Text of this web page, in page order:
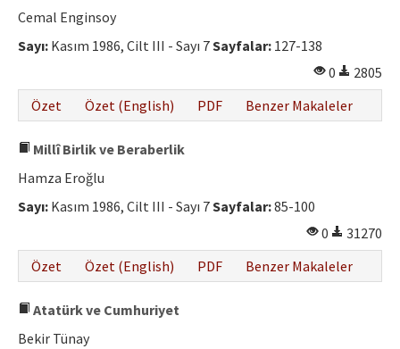
Etik İlkeler
Yazar Rehberi
Hakem Rehberi
Cemal Enginsoy
Sayı: Kasım 1986, Cilt III - Sayı 7Sayfalar: 127-138
0
2805
Özet
Özet (English) PDF Benzer Makaleler
Millî Birlik ve Beraberlik
Hamza Eroğlu
Sayı: Kasım 1986, Cilt III - Sayı 7Sayfalar:85-100
0
31270
Özet
Özet (English) PDF Benzer Makaleler
Atatürk ve Cumhuriyet
Bekir Tünay